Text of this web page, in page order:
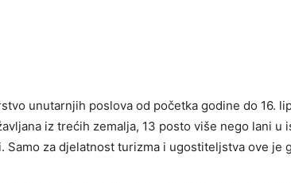
unutarnjih poslova od početka godine do 16.
iz trećih zemalja, 13 posto više nego lani u
Samo za djelatnost turizma i ugostiteljstva ove je